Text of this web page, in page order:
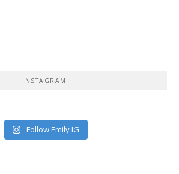
INSTAGRAM
Follow Emily IG